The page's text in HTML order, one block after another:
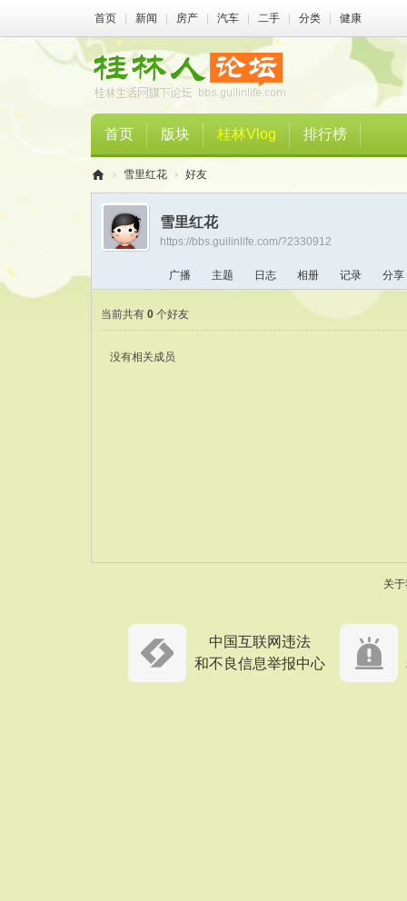
首页 新闻 房产 汽车 二手 分类 健康
首页 版块 桂林Vlog 排行榜
桂
人
› 雪里红花 › 好友
雪里红花
https://bbs.guilinlife.com/?2330912
广播 主题 日志 相册 记录 分享
当前共有 0 个好友
没有相关成员
关
中国互联网违法
和不良信息举报中心